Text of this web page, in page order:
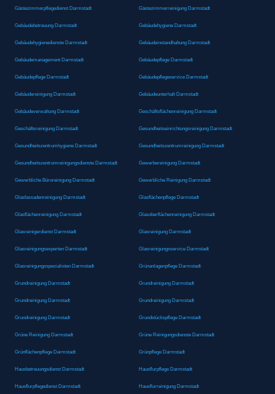
Gästezimmerpflegedienst Darmstadt Gästezimmerreinigung Darmstadt
Gebäudebetreuung Darmstadt Gebäudehygiene Darmstadt
Gebäudehygienedienste Darmstadt Gebäudeinstandhaltung Darmstadt
Gebäudemanagement Darmstadt Gebäudepflege Darmstadt
Gebäudepflege Darmstadt Gebäudepflegeservice Darmstadt
Gebäudereinigung Darmstadt Gebäudeunterhalt Darmstadt
Gebäudeverwaltung Darmstadt Geschäftsflächenreinigung Darmstadt
Geschäftsreinigung Darmstadt Gesundheitseinrichtungsreinigung Darmstadt
Gesundheitszentrumhygiene Darmstadt Gesundheitszentrumreinigung Darmstadt
Gesundheitszentrumreinigungsdienste Darmstadt Gewerbereinigung Darmstadt
Gewerbliche Büroreinigung Darmstadt Gewerbliche Reinigung Darmstadt
Glasfassadenreinigung Darmstadt Glasflächenpflege Darmstadt
Glasflächenreinigung Darmstadt Glasoberflächenreinigung Darmstadt
Glasreinigerdienst Darmstadt Glasreinigung Darmstadt
Glasreinigungsexperten Darmstadt Glasreinigungsservice Darmstadt
Glasreinigungsspezialisten Darmstadt Grünanlagenpflege Darmstadt
Grundreinigung Darmstadt Grundreinigung Darmstadt
Grundreinigung Darmstadt Grundreinigung Darmstadt
Grundreinigung Darmstadt Grundstückspflege Darmstadt
Grüne Reinigung Darmstadt Grüne Reinigungsdienste Darmstadt
Grünflächenpflege Darmstadt Grünpflege Darmstadt
Hausbetreuungsdienst Darmstadt Hausflurpflege Darmstadt
Hausflurpflegedienst Darmstadt Hausflurreinigung Darmstadt